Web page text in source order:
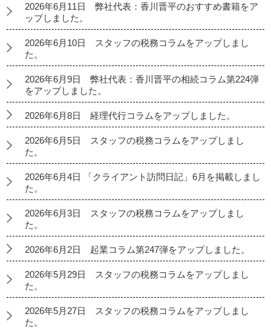
2026年6月11日 弊社代表：香川晋平のおすすめ書籍をア
ップしました。
2026年6月10日 スタッフの税務コラムをアップしまし
た。
2026年6月9日 弊社代表：香川晋平の相続コラム第224弾
をアップしました。
2026年6月8日 経理代行コラムをアップしました。
2026年6月5日 スタッフの税務コラムをアップしまし
た。
2026年6月4日 「クライアント訪問日記」6月を掲載しまし
た。
2026年6月3日 スタッフの税務コラムをアップしまし
た。
2026年6月2日 起業コラム第247弾をアップしました。
2026年5月29日 スタッフの税務コラムをアップしまし
た。
2026年5月27日 スタッフの税務コラムをアップしまし
た。